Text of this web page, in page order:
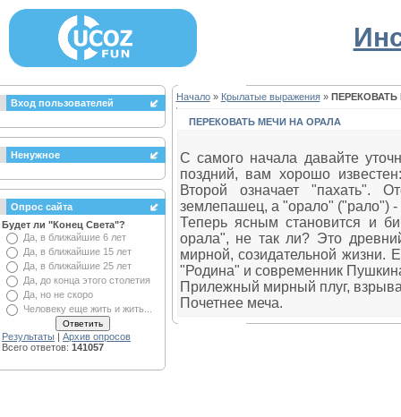
Вход пользователей
Ненужное
Опрос сайта
Будет ли "Конец Света"?
Да, в ближайшие 6 лет
Да, в ближайшие 15 лет
Да, в ближайшие 25 лет
Да, до конца этого столетия
Да, но не скоро
Человеку еще жить и жить...
Результаты | Архив опросов
Всего ответов: 141057
Начало» Крылатые выражения»
ПЕРЕКОВАТЬ МЕЧИ НА ОРАЛА
С самого начала давайте
поздний, вам хорошо
Второй означает "пахать".
землепашец, а "орало" ("рало")
Теперь ясным становится и
орала", не так ли? Это
мирной, созидательной жизни.
"Родина" и современник
Прилежный мирный плуг,
Почетнее меча.